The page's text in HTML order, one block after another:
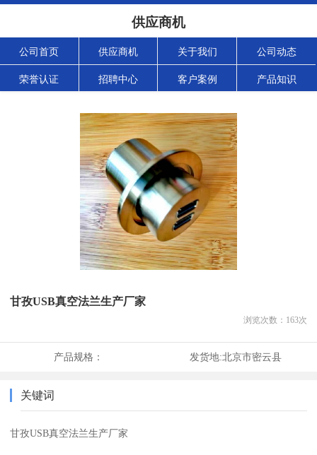
供应商机
公司首页 供应商机 关于我们 公司动态
荣誉认证 招聘中心 客户案例 产品知识
甘孜USB真空法兰生产厂家
浏览次数： 163次
产品规格： 发货地:北京市密云县
关键词
甘孜USB真空法兰生产厂家